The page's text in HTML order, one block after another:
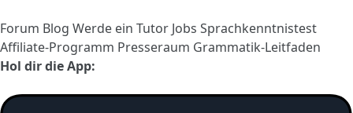
Forum Blog Werde ein Tutor Jobs Sprachkenntnistest
Affiliate-Programm Presseraum Grammatik-Leitfaden
Hol dir die App: